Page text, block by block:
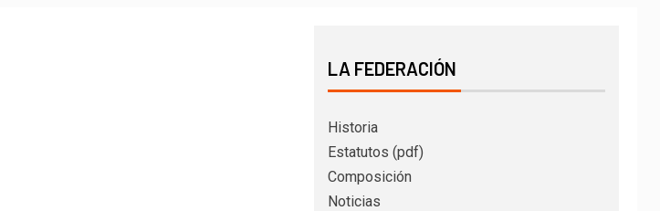
LA FEDERACIÓN
Historia
Estatutos (pdf)
Composición
Noticias